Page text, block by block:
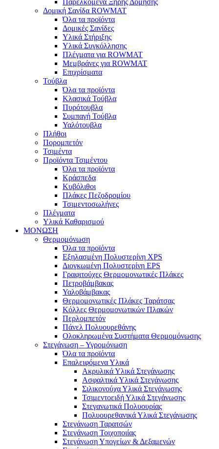
Δομική Σανίδα ROWMAT
Όλα τα προϊόντα
Δομικές Σανίδες
Υλικά Στήριξης
Υλικά Συγκόλλησης
Πλέγματα για ROWMAT
Μεμβράνες για ROWMAT
Επιχρίσματα
Τούβλα
Όλα τα προϊόντα
Κλασικά Τούβλα
Πυρότουβλα
Συμπαγή Τούβλα
Υαλότουβλα
Πλήθοι
Πορομπετόν
Τσιμέντα
Προϊόντα Τσιμέντου
Όλα τα προϊόντα
Κράσπεδα
Κυβόλιθοι
Πλάκες Πεζοδρομίου
Τσιμεντοσωλήνες
Πλέγματα
Υλικά Καθαρισμού
ΜΟΝΩΣΗ
Θερμομόνωση
Όλα τα προϊόντα
Εξηλασμένη Πολυστερίνη XPS
Διογκωμένη Πολυστερίνη EPS
Γραφιτούχες Θερμομονωτικές Πλάκες
Πετροβάμβακας
Υαλοβάμβακας
Θερμομονωτικές Πλάκες Ταράτσας
Κόλλες Θερμομονωτικών Πλακών
Περλομπετόν
Πάνελ Πολυουρεθάνης
Ολοκληρωμένα Συστήματα Θερμομόνωσης
Στεγάνωση – Υγρομόνωση
Όλα τα προϊόντα
Επαλειφόμενα Υλικά
Ακρυλικά Υλικά Στεγάνωσης
Ασφαλτικά Υλικά Στεγάνωσης
Σιλικονούχα Υλικά Στεγάνωσης
Τσιμεντοειδή Υλικά Στεγάνωσης
Στεγανωτικά Πολυουρίας
Πολυουρεθανικά Υλικά Στεγάνωσης
Στεγάνωση Ταρατσών
Στεγάνωση Τοιχοποιίας
Στεγάνωση Υπογείων & Δεξαμενών